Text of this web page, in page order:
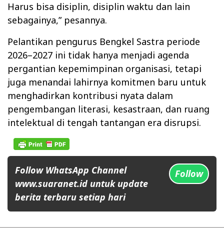
Harus bisa disiplin, disiplin waktu dan lain
sebagainya,” pesannya.
Pelantikan pengurus Bengkel Sastra periode
2026–2027 ini tidak hanya menjadi agenda
pergantian kepemimpinan organisasi, tetapi
juga menandai lahirnya komitmen baru untuk
menghadirkan kontribusi nyata dalam
pengembangan literasi, kesastraan, dan ruang
intelektual di tengah tantangan era disrupsi.
Follow WhatsApp Channel
www.suaranet.id untuk update
berita terbaru setiap hari
Follow